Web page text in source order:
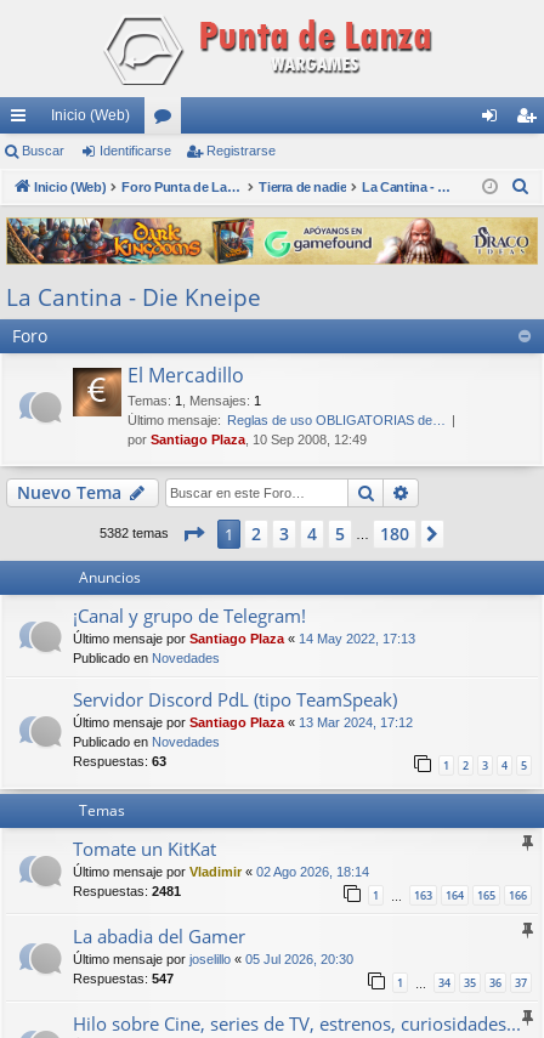
nl
ac
es
rá
pi
do
Inicio (Web)
or
os nti
fic
ar
ist
ra
rs
Buscar Identificarse Registrarse
Inicio (Web) Foro Punta de Lanza Wargames Tierra de nadie La Cantina - Die Kneipe
s
c
r
La Cantina - Die Kneipe
Foro
El Mercadillo
Temas: 1 Mensajes: 1
Último mensaje: Reglas de uso OBLIGATORIAS de…
por Santiago Plaza , 10 Sep 2008, 12:49
Nuevo Tema Buscar
5382 temas Página de 180
1 2 3 4 5 180
Anuncios
¡Canal y grupo de Telegram!
Último mensaje por Santiago Plaza « 14 May 2022, 17:13
Publicado en Novedades
Servidor Discord PdL (tipo TeamSpeak)
Último mensaje por Santiago Plaza « 13 Mar 2024, 17:12
Publicado en Novedades
Respuestas: 63 1 2 3 4 5
Temas
Tomate un KitKat
Último mensaje por Vladimir« 02 Ago 2026, 18:14
Respuestas: 2481 1 … 163 164 165 166
La abadia del Gamer
Último mensaje por joselillo « 05 Jul 2026, 20:30
Respuestas: 547 1 … 34 35 36 37
Hilo sobre Cine, series de TV, estrenos, curiosidades...